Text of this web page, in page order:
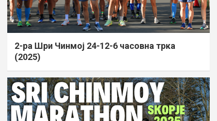
2-ра Шри Чинмој 24-12-6 часовна трка
(2025)